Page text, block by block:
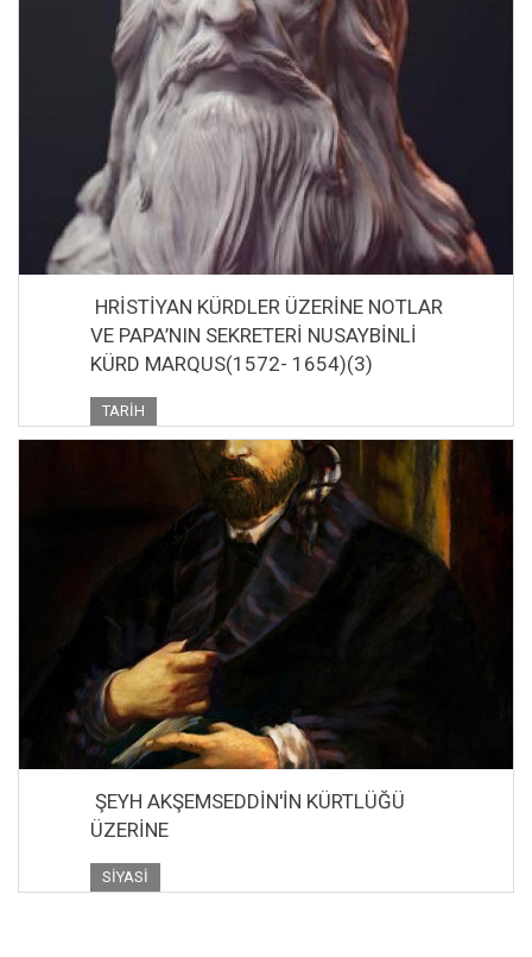
HRİSTİYAN KÜRDLER ÜZERİNE NOTLAR
VE PAPA’NIN SEKRETERİ NUSAYBİNLİ
KÜRD MARQUS(1572- 1654)(3)
TARIH
ŞEYH AKŞEMSEDDİN'İN KÜRTLÜĞÜ
ÜZERİNE
SIYASI